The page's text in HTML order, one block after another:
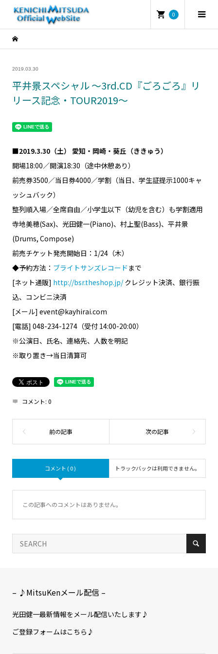
0
2019.03.30
平井景スペシャル ～3rd.CD『ごろごろ』リ
リース記念・TOUR2019～
■2019.3.30（土） 愛知・岡崎・葵丘（ききゅう）
開場18:00／開演18:30（途中休憩あり）
前売券3500／当日券4000／学割（当日、学生証提示1000キャ
ッシュバック）
整列順入場／全席自由／小学生以下（幼児を含む）も学割適用
寺地美穂(Sax)、光田健一(Piano)、村上聖(Bass)、平井景
(Drums, Compose)
前売チケット発売開始日：1/24（木）
◆予約方法： ブライトサンズレコードまで
[ネット通販] http://bsr.theshop.jp/クレジット決済、銀行振
込、コンビニ決済
[メール] event@kayhirai.com
[電話] 048-234-1274（受付 14:00-20:00）
※公演日、氏名、連絡先、人数を明記
※取り置き→当日清算可
コメント: 0
コメント ( 0 ) トラックバックは利用できません。
この記事へのコメントはありません。
– ♪MitsuKenメール配信 –
光田健一最新情報をメール配信いたします♪
ご登録フォームはこちら♪